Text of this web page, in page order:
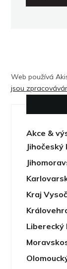
Web používá
jsou
Akce &
Jihočeský
Kraj
Liberecký